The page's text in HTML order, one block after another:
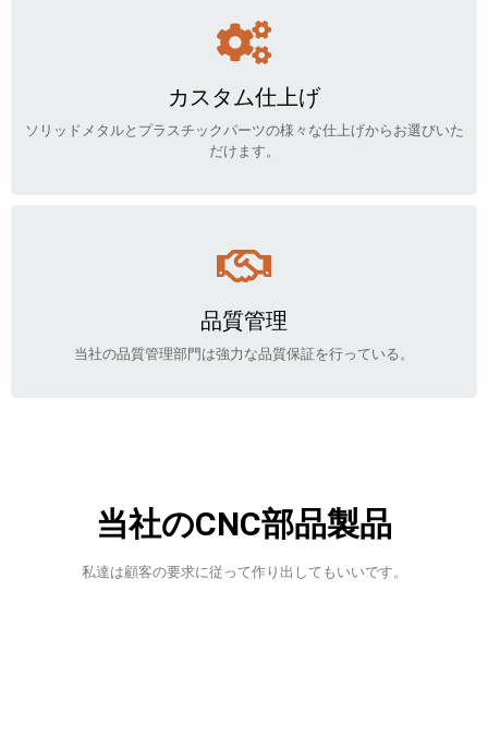
カスタム仕上げ
ソリッドメタルとプラスチックパーツの様々な仕上げからお選びいた
だけます。
品質管理
当社の品質管理部門は強力な品質保証を行っている。
当社のCNC部品製品
私達は顧客の要求に従って作り出してもいいです。